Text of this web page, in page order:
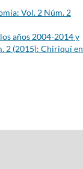
Vol. 2 Núm. 2
años 2004-2014 y
2 (2015): Chiriquí en